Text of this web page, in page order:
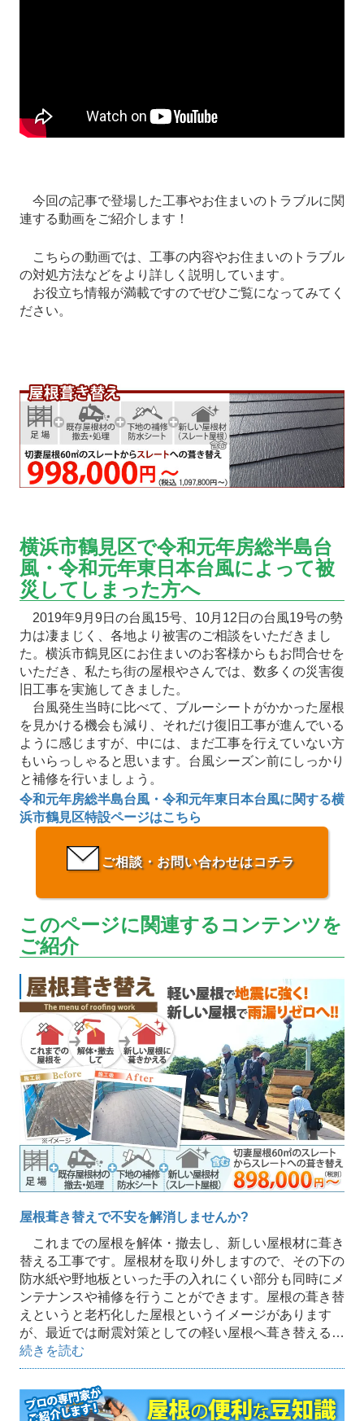
今回の記事で登場した工事やお住まいのトラブルに関
連する動画をご紹介します！
こちらの動画では、工事の内容やお住まいのトラブル
の対処方法などをより詳しく説明しています。
お役立ち情報が満載ですのでぜひご覧になってみてく
ださい。
横浜市鶴見区で令和元年房総半島台
風・令和元年東日本台風によって被
災してしまった方へ
2019年9月9日の台風15号、10月12日の台風19号の勢
力は凄まじく、各地より被害のご相談をいただきまし
た。横浜市鶴見区にお住まいのお客様からもお問合せを
いただき、私たち街の屋根やさんでは、数多くの災害復
旧工事を実施してきました。
台風発生当時に比べて、ブルーシートがかかった屋根
を見かける機会も減り、それだけ復旧工事が進んでいる
ように感じますが、中には、まだ工事を行えていない方
もいらっしゃると思います。台風シーズン前にしっかり
と補修を行いましょう。
令和元年房総半島台風・令和元年東日本台風に関する横
浜市鶴見区特設ページはこちら
ご相談・お問い合わせはコチラ
このページに関連するコンテンツを
ご紹介
屋根葺き替えで不安を解消しませんか?
これまでの屋根を解体・撤去し、新しい屋根材に葺き
替える工事です。屋根材を取り外しますので、その下の
防水紙や野地板といった手の入れにくい部分も同時にメ
ンテナンスや補修を行うことができます。屋根の葺き替
えというと老朽化した屋根というイメージがあります
が、最近では耐震対策としての軽い屋根へ葺き替える…
続きを読む